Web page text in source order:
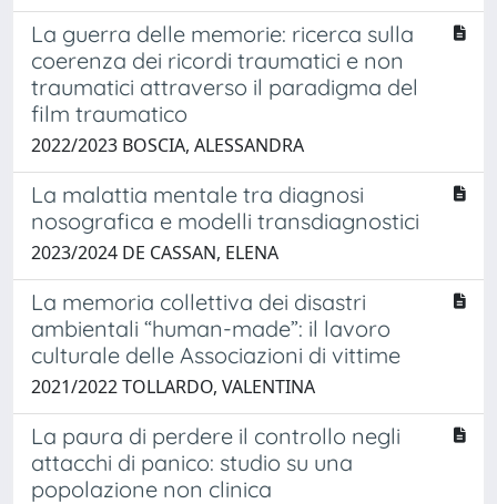
La guerra delle memorie: ricerca sulla
coerenza dei ricordi traumatici e non
traumatici attraverso il paradigma del
film traumatico
2022/2023 BOSCIA, ALESSANDRA
La malattia mentale tra diagnosi
nosografica e modelli transdiagnostici
2023/2024 DE CASSAN, ELENA
La memoria collettiva dei disastri
ambientali “human-made”: il lavoro
culturale delle Associazioni di vittime
2021/2022 TOLLARDO, VALENTINA
La paura di perdere il controllo negli
attacchi di panico: studio su una
popolazione non clinica